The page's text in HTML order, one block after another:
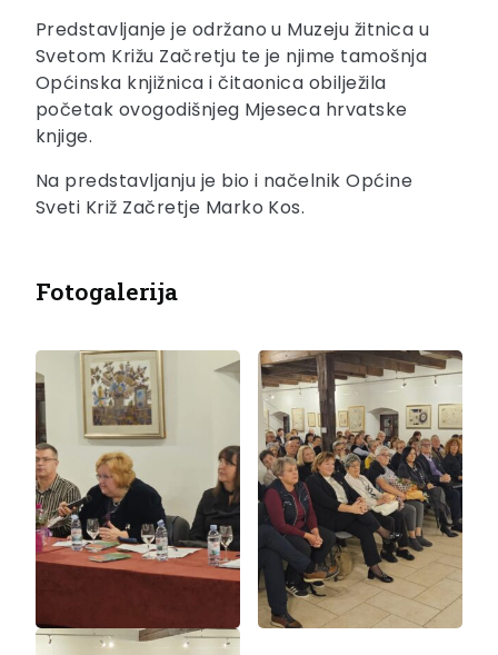
Predstavljanje je održano u Muzeju žitnica u
Svetom Križu Začretju te je njime tamošnja
Općinska knjižnica i čitaonica obilježila
početak ovogodišnjeg Mjeseca hrvatske
knjige.
Na predstavljanju je bio i načelnik Općine
Sveti Križ Začretje Marko Kos.
Fotogalerija